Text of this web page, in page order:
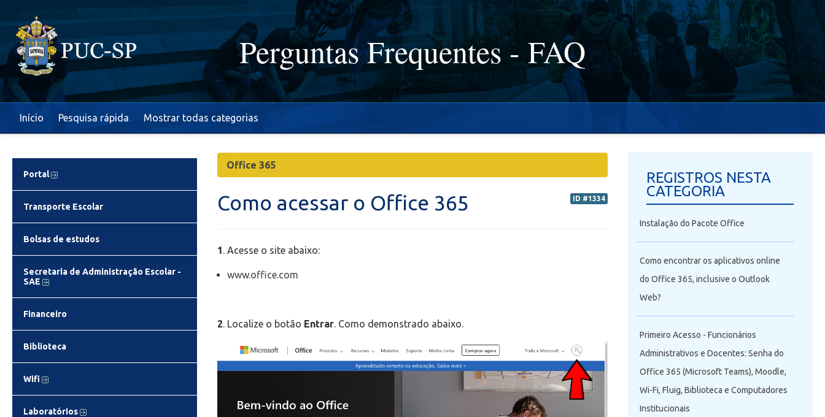
Perguntas Frequentes - FAQ
Início Pesquisa rápida Mostrar todas categorias
Portal
Transporte Escolar
Bolsas de estudos
Secretaria de Administração Escolar -
SAE
Financeiro
Biblioteca
Wifi
Laboratórios
Office 365
ID #1334
Como acessar o Office 365
1. Acesse o site abaixo:
www.office.com
2. Localize o botão Entrar. Como demonstrado abaixo.
REGISTROS NESTA
CATEGORIA
Instalação do Pacote Office
Como encontrar os aplicativos online
do Office 365, inclusive o Outlook
Web?
Primeiro Acesso - Funcionários
Administrativos e Docentes: Senha do
Office 365 (Microsoft Teams), Moodle,
Wi-Fi, Fluig, Biblioteca e Computadores
Institucionais